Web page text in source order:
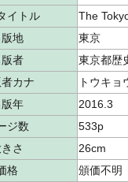
イトル
The
版地
東京
版者
東京都歴
カナ
トウキ
版年
2016.3
ジ数
533p
さ
26cm
格
頒価不明